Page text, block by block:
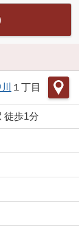
１丁目
徒歩1分